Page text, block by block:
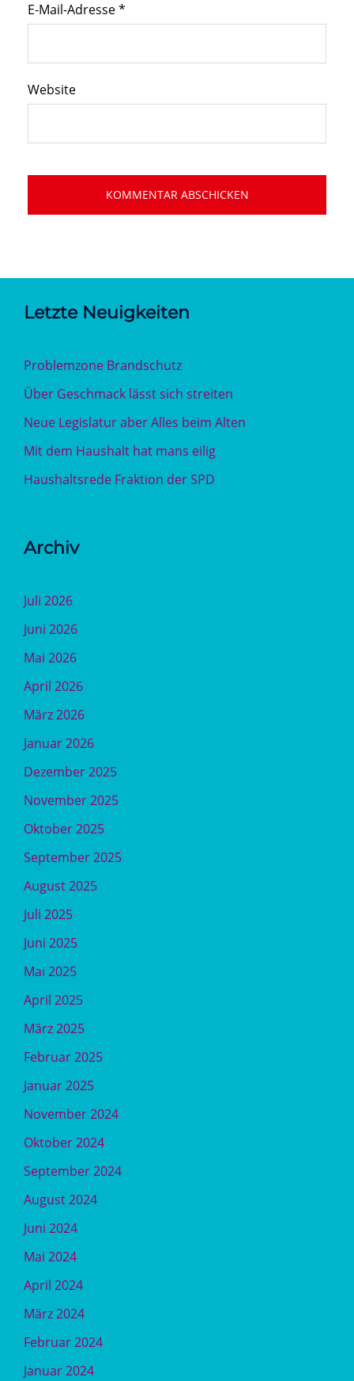
E-Mail-Adresse*
Website
Letzte Neuigkeiten
Problemzone Brandschutz
Über Geschmack lässt sich streiten
Neue Legislatur aber Alles beim Alten
Mit dem Haushalt hat mans eilig
Haushaltsrede Fraktion der SPD
Archiv
Juli 2026
Juni 2026
Mai 2026
April 2026
März 2026
Januar 2026
Dezember 2025
November 2025
Oktober 2025
September 2025
August 2025
Juli 2025
Juni 2025
Mai 2025
April 2025
März 2025
Februar 2025
Januar 2025
November 2024
Oktober 2024
September 2024
August 2024
Juni 2024
Mai 2024
April 2024
März 2024
Februar 2024
Januar 2024